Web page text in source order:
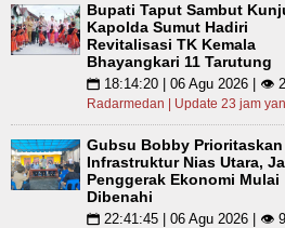
Bupati Taput Sambut
Kapolda Sumut Hadiri
Revitalisasi TK Kemala
Bhayangkari 11 Tarutung
📅 18:14:20 | 06 Agu 2026 | 👁
Radarmedan | Update 23 jam
Gubsu Bobby Prioritaskan
Infrastruktur Nias Utara,
Penggerak Ekonomi Mulai
Dibenahi
📅 22:41:45 | 06 Agu 2026 | 👁